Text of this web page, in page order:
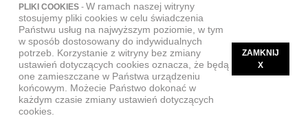
PLIKI COOKIES - W ramach naszej witryny
stosujemy pliki cookies w celu świadczenia
Państwu usług na najwyższym poziomie, w tym
w sposób dostosowany do indywidualnych
potrzeb. Korzystanie z witryny bez zmiany
ustawień dotyczących cookies oznacza, że będą
one zamieszczane w Państwa urządzeniu
końcowym. Możecie Państwo dokonać w
każdym czasie zmiany ustawień dotyczących
cookies.
ZAMKNIJ
X